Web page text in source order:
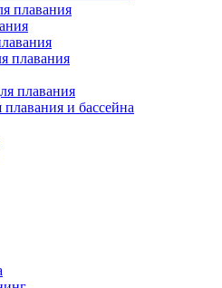
плавания
плавания
плавания
и бассейна